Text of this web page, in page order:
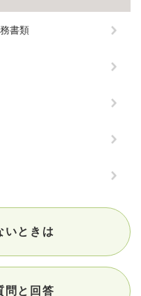
書類
いときは
問と回答